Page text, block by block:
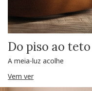
Do piso ao teto
A meia-luz acolhe
Vem ver